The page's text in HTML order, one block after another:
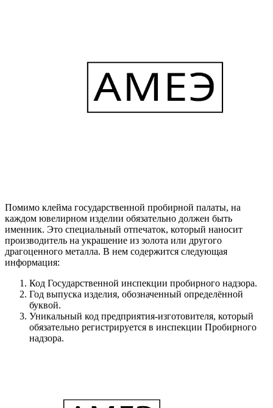
Помимо клейма государственной пробирной палаты, на
каждом ювелирном изделии обязательно должен быть
именник. Это специальный отпечаток, который наносит
производитель на украшение из золота или другого
драгоценного металла. В нем содержится следующая
информация:
Код Государственной инспекции пробирного надзора.
Год выпуска изделия, обозначенный определённой
буквой.
Уникальный код предприятия-изготовителя, который
обязательно регистрируется в инспекции Пробирного
надзора.